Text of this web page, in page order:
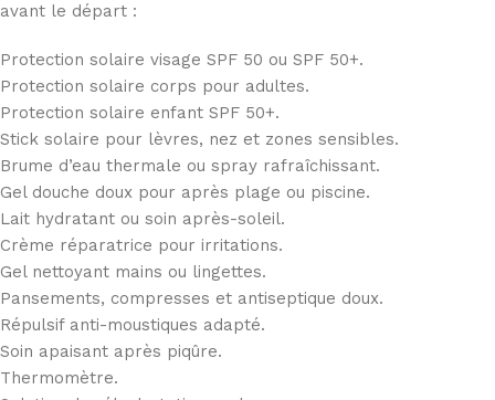
avant le départ :
Protection solaire visage SPF 50 ou SPF 50+.
Protection solaire corps pour adultes.
Protection solaire enfant SPF 50+.
Stick solaire pour lèvres, nez et zones sensibles.
Brume d’eau thermale ou spray rafraîchissant.
Gel douche doux pour après plage ou piscine.
Lait hydratant ou soin après-soleil.
Crème réparatrice pour irritations.
Gel nettoyant mains ou lingettes.
Pansements, compresses et antiseptique doux.
Répulsif anti-moustiques adapté.
Soin apaisant après piqûre.
Thermomètre.